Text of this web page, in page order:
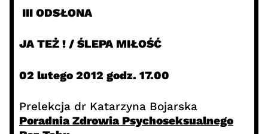
III ODSŁONA
JA TEŻ ! / ŚLEPA MIŁOŚĆ
02 lutego 2012 godz. 17.00
Prelekcja dr Katarzyna Bojarska
Poradnia Zdrowia Psychoseksualnego